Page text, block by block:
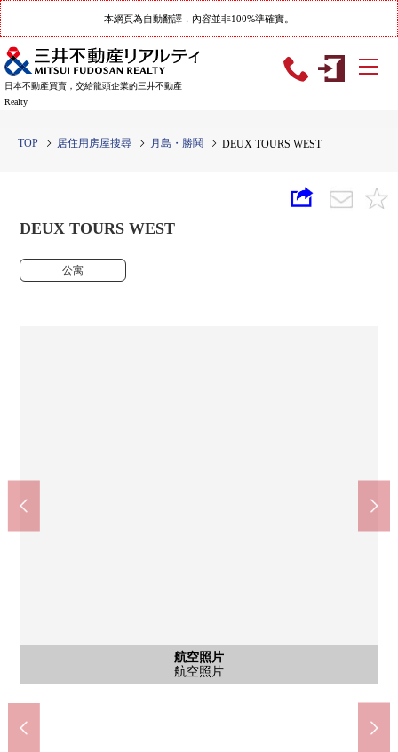
本網頁為自動翻譯，內容並非100%準確實。
日本不動產買賣，交給龍頭企業的三井不動產
Realty
TOP 居住用房屋搜尋 月島・勝鬨 DEUX TOURS WEST
DEUX TOURS WEST
公寓
航空照片
航空照片
風景
風景
風景
風景
客廳
客廳
客廳
客廳
客廳
客廳
客廳
客廳
客廳
客廳
客廳
客廳
廚房
廚房
廚房
廚房
廚房
廚房
廚房
廚房
其他
洗碗機
公共汽車
公共汽車
洗臉
洗手間
洗臉
洗手間擱板
洗臉
洗手間擱板
洗臉
洗手間鏡子背後收納
風景
風景
風景
風景
風景
風景
風景
風景
風景
風景
風景
室內
西式房間
室內
西式房間
室內
西式房間
廁所
廁所
Maruetsu晴海3丁目商店(約100m)
LIFE勝鬨中間店(約700m)
中央區立晴海中學(約950m)
中央區立月島第3小學(約970m)
月島警察局(約220m)
月島站(都營地下鐵大江戶線)(約1360m)
晴海郵局(總局)(約260m)
中央區立月島第2兒童公園(約860m)